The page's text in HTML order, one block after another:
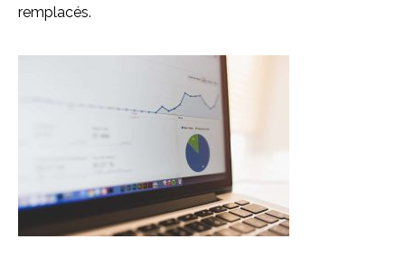
remplacés.